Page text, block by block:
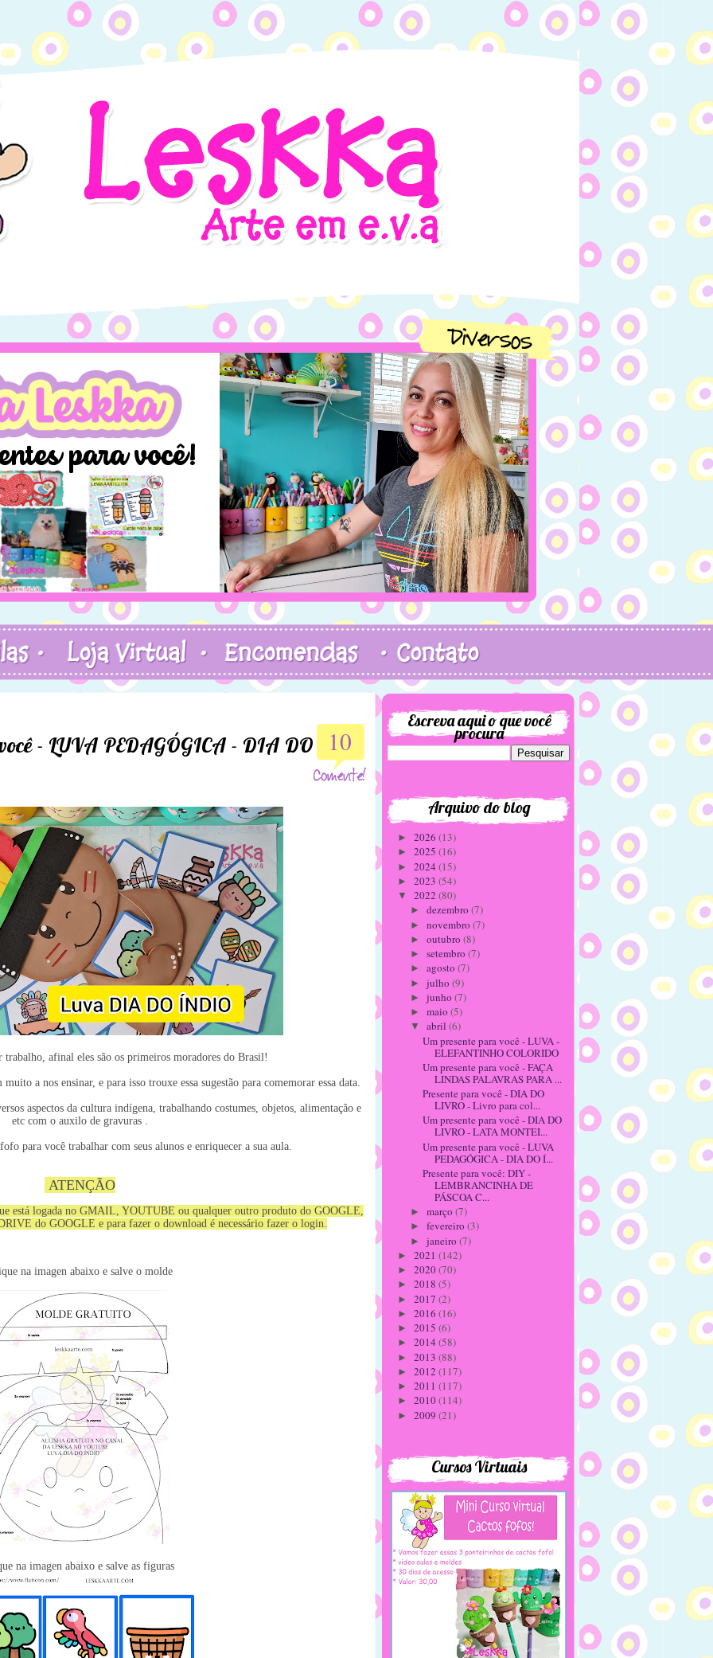
10
- LUVA PEDAGÓGICA - DIA DO
afinal eles são os primeiros moradores do Brasil!
a nos ensinar, e para isso trouxe essa sugestão para comemorar essa data.
aspectos da cultura indígena, trabalhando costumes, objetos, alimentação e
etc com o auxilo de gravuras .
para você trabalhar com seus alunos e enriquecer a sua aula.
ATENÇÃO
está logada no GMAIL, YOUTUBE ou qualquer outro produto do GOOGLE,
do GOOGLE e para fazer o download é necessário fazer o login.
na imagen abaixo e salve o molde
na imagen abaixo e salve as figuras
Escreva aqui o que você
procura
Arquivo do blog
► 2026 (13)
► 2025 (16)
► 2024 (15)
► 2023 (54)
▼ 2022 (80)
► dezembro (7)
► novembro (7)
► outubro (8)
► setembro (7)
► agosto (7)
► julho (9)
► junho (7)
► maio (5)
▼ abril (6)
Um presente para você - LUVA -
ELEFANTINHO COLORIDO
Um presente para você - FAÇA
LINDAS PALAVRAS PARA ...
Presente para você - DIA DO
LIVRO - Livro para col...
Um presente para você - DIA DO
LIVRO - LATA MONTEI...
Um presente para você - LUVA
PEDAGÓGICA - DIA DO Í...
Presente para você: DIY -
LEMBRANCINHA DE
PÁSCOA C...
► março (7)
► fevereiro (3)
► janeiro (7)
► 2021 (142)
► 2020(70)
► 2018 (5)
► 2017 (2)
► 2016 (16)
► 2015 (6)
► 2014 (58)
► 2013 (88)
► 2012 (117)
► 2011 (117)
► 2010(114)
► 2009 (21)
Cursos Virtuais